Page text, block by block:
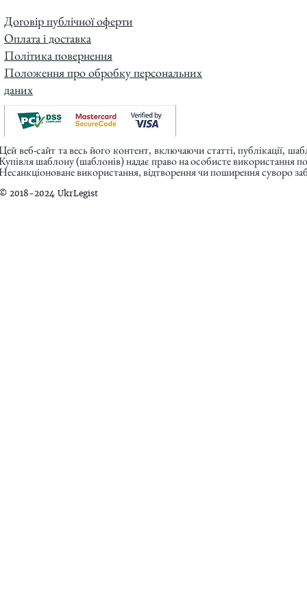
Договір публічної оферти
Оплата і доставка
Політика повернення
Положення про обробку персональних
даних
веб-сайт та весь його контент, включаючи статті, публікації,
шаблону (шаблонів) надає право на особисте використання
використання, відтворення чи поширення суворо
2018-2024 UkrLegist